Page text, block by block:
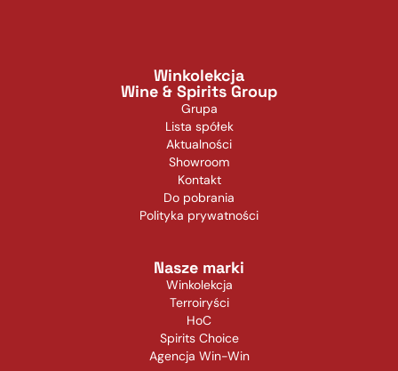
Winkolekcja
Wine & Spirits Group
Grupa
Lista spółek
Aktualności
Showroom
Kontakt
Do pobrania
Polityka prywatności
Nasze marki
Winkolekcja
Terroiryści
HoC
Spirits Choice
Agencja Win-Win